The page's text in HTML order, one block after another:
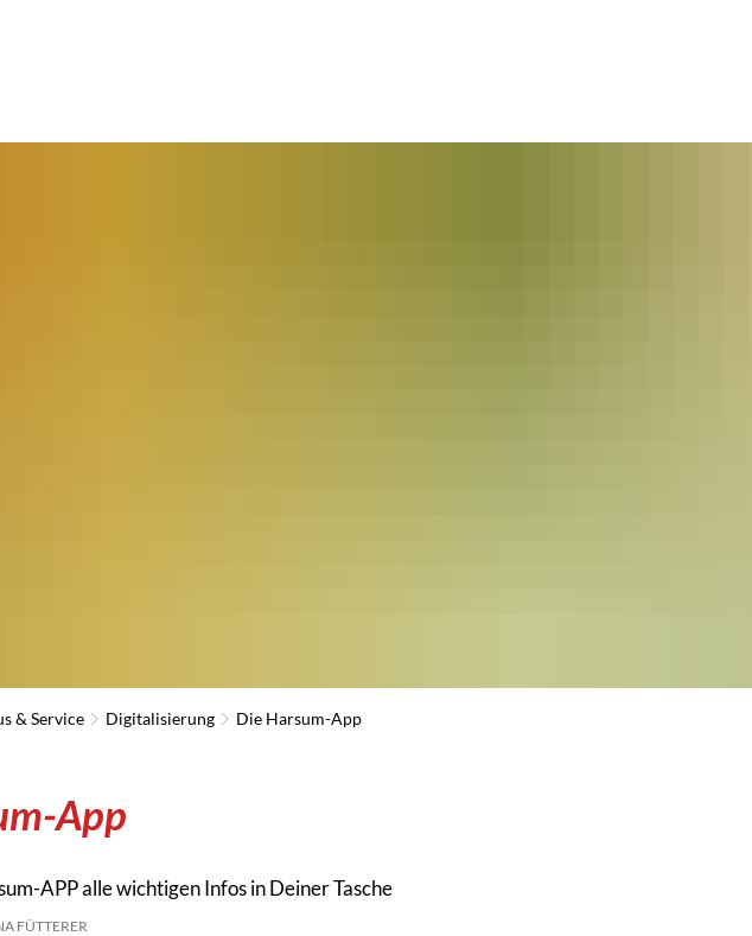
& Service Digitalisierung Die Harsum-App
App
APP alle wichtigen Infos in Deiner Tasche
FÜTTERER